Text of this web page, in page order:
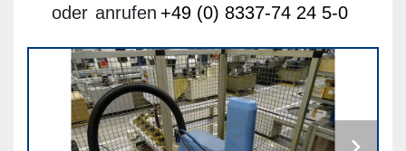
oder anrufen +49 (0) 8337-74 24 5-0